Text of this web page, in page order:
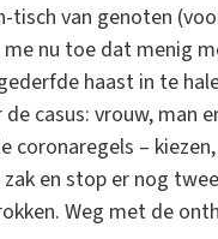
van genoten
nu toe dat menig
haast in te
casus: vrouw, man
coronaregels –
en stop er nog
Weg met de